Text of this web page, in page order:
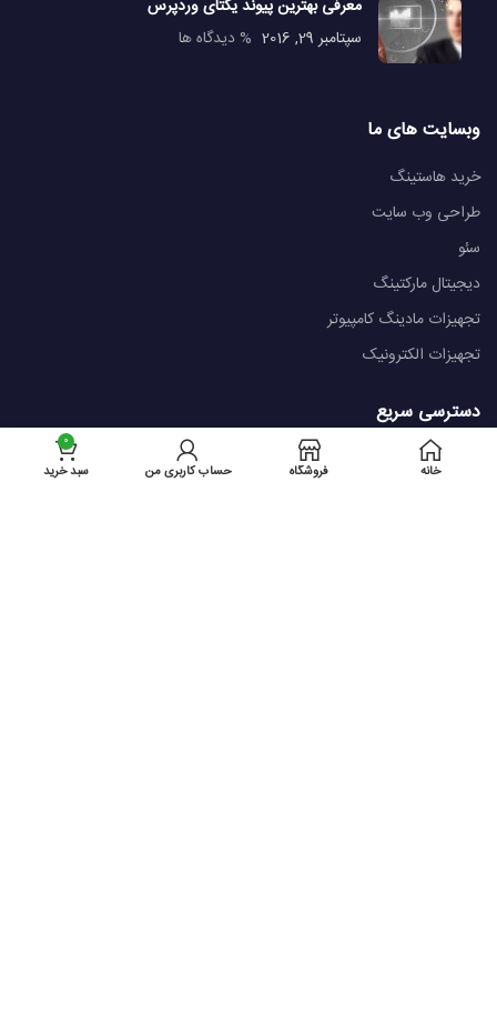
معرفی بهترین پیوند یکتای وردپرس
سپتامبر 29, 2016
% دیدگاه ها
وبسایت های ما
خرید هاستینگ
طراحی وب سایت
سئو
دیجیتال مارکتینگ
تجهیزات مادینگ کامپیوتر
تجهیزات الکترونیک
دسترسی سریع
درباره ماخانه فروشگاه حساب کاربری من
0
سبد خرید